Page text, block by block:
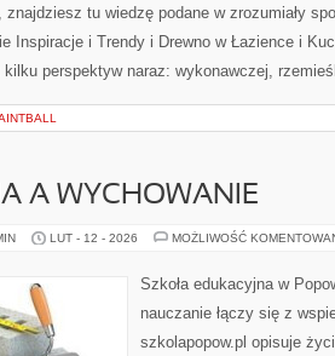
znajdziesz tu wiedzę podane w zrozumiały
Inspiracje i Trendy i Drewno w Łazience i
kilku perspektyw naraz: wykonawczej,
A WYCHOWANIE
LUT - 12 - 2026 MOŻLIWOŚĆ
Szkoła edukacyjna w
nauczanie łączy się z
szkolapopow.pl opisuje